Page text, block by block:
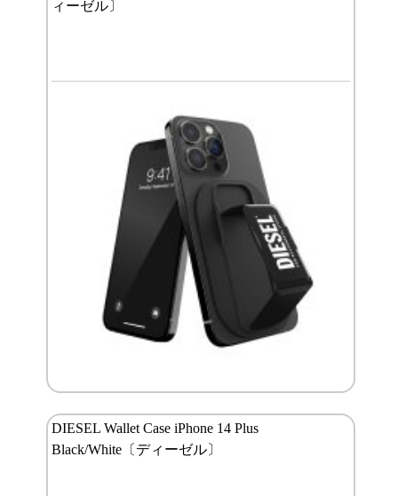
ィーゼル〕
DIESEL Wallet Case iPhone 14 Plus
Black/White〔ディーゼル〕